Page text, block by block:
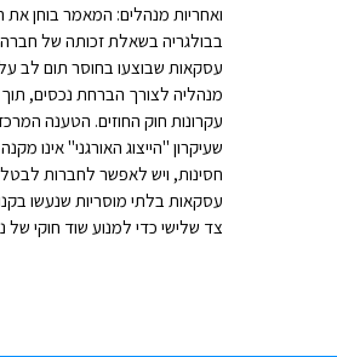
ואחריות מנהלים: המאמר בוחן את
בבולגריה בשאלת זכותה של
עסקאות שבוצעו בחוסר תום לב על
מנהליה לצורך הברחת נכסים,
עקרונות חוק החוזים. הטענה
שעיקרון "הייצוג האורגני" אינו מקנה
חסינות, ויש לאפשר לחברות לבטל
עסקאות בלתי מוסריות שנעשו
צד שלישי כדי למנוע שוד חוקי של